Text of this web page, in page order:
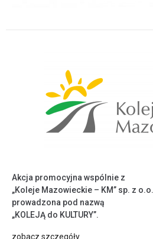
Akcja promocyjna wspólnie z
„Koleje Mazowieckie – KM” sp. z o.o.
prowadzona pod nazwą
„KOLEJĄ do KULTURY”.
zobacz szczegóły